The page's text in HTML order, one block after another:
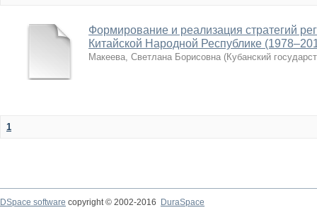
Формирование и реализация стратегий
Китайской Народной Республике
Макеева, Светлана Борисовна (Кубанский
1
DSpace software copyright © 2002-2016
DuraSpace